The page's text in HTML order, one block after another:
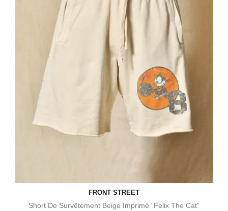
FRONT STREET
Short De Survêtement Beige Imprimé "Felix The Cat"